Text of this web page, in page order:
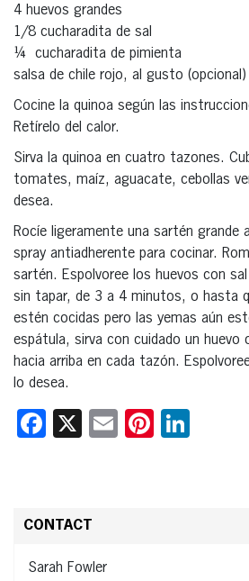
4 huevos grandes
1/8 cucharadita de sal
¼ cucharadita de pimienta
salsa de chile rojo, al gusto (opcional)
Cocine la quinoa según las
Retírelo del calor.
Sirva la quinoa en cuatro tazones.
tomates, maíz, aguacate, cebollas
desea.
Rocíe ligeramente una sartén grande
spray antiadherente para cocinar.
sartén. Espolvoree los huevos con
sin tapar, de 3 a 4 minutos, o hasta
estén cocidas pero las yemas aún
espátula, sirva con cuidado un huevo
hacia arriba en cada tazón.
lo desea.
Facebook
X EmailPinterest
CONTACT
Sarah Fowler